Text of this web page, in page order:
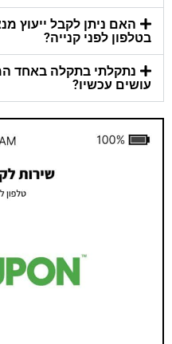
האם ניתן לקבל ייעוץ
בטלפון לפני קנייה?
נתקלתי בתקלה באחד
עושים עכשיו?